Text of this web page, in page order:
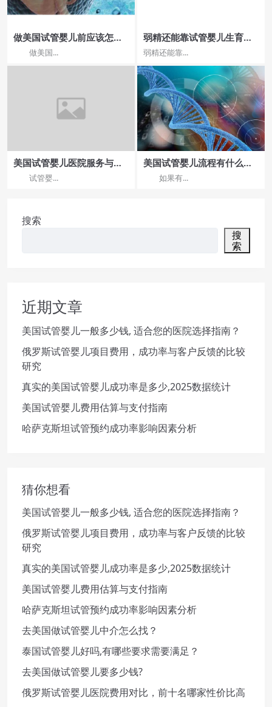
做美国试管婴儿前应该怎么
调理身体?
做美国...
弱精还能靠试管婴儿生育
吗？
弱精还能靠...
美国试管婴儿医院服务与证
件准备流程
试管婴...
美国试管婴儿流程有什么攻
略分享，各步骤详细攻略这
全有
如果有...
搜索
搜
索
近期文章
美国试管婴儿一般多少钱, 适合您的医院选择指南？
俄罗斯试管婴儿项目费用，成功率与客户反馈的比较
研究
真实的美国试管婴儿成功率是多少,2025数据统计
美国试管婴儿费用估算与支付指南
哈萨克斯坦试管预约成功率影响因素分析
猜你想看
美国试管婴儿一般多少钱, 适合您的医院选择指南？
俄罗斯试管婴儿项目费用，成功率与客户反馈的比较
研究
真实的美国试管婴儿成功率是多少,2025数据统计
美国试管婴儿费用估算与支付指南
哈萨克斯坦试管预约成功率影响因素分析
去美国做试管婴儿中介怎么找？
泰国试管婴儿好吗,有哪些要求需要满足？
去美国做试管婴儿要多少钱?
俄罗斯试管婴儿医院费用对比，前十名哪家性价比高